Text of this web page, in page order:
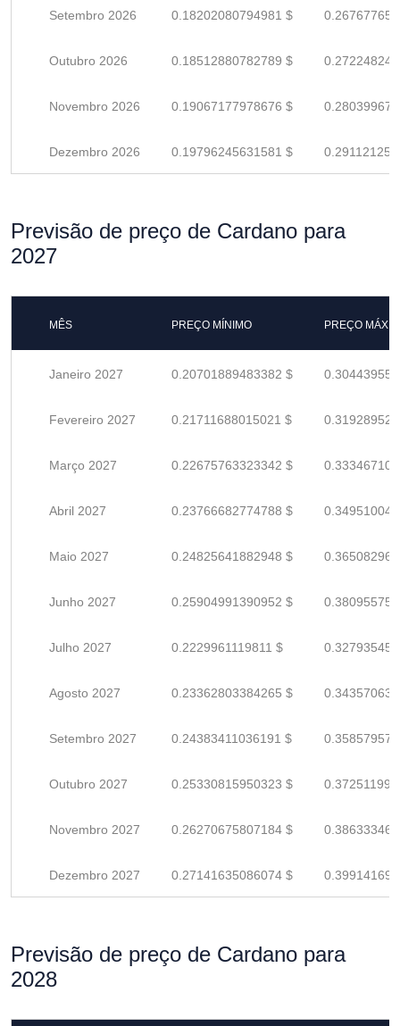
Setembro 2026 0.18202080794981 $
Outubro 2026 0.18512880782789 $
Novembro 2026 0.19067177978676 $
Dezembro 2026 0.19796245631581 $
Previsão de preço de Cardano para
2027
MÊS PREÇO MÍNIMO PREÇO
Janeiro 2027 0.20701889483382 $
Fevereiro 2027 0.21711688015021 $
Março 2027 0.22675763323342 $
Abril 2027 0.23766682774788 $
Maio 2027 0.24825641882948 $
Junho 2027 0.25904991390952 $
Julho 2027 0.2229961119811 $
Agosto 2027 0.23362803384265 $
Setembro 2027 0.24383411036191 $
Outubro 2027 0.25330815950323 $
Novembro 2027 0.26270675807184 $
Dezembro 2027 0.27141635086074 $
Previsão de preço de Cardano para
2028